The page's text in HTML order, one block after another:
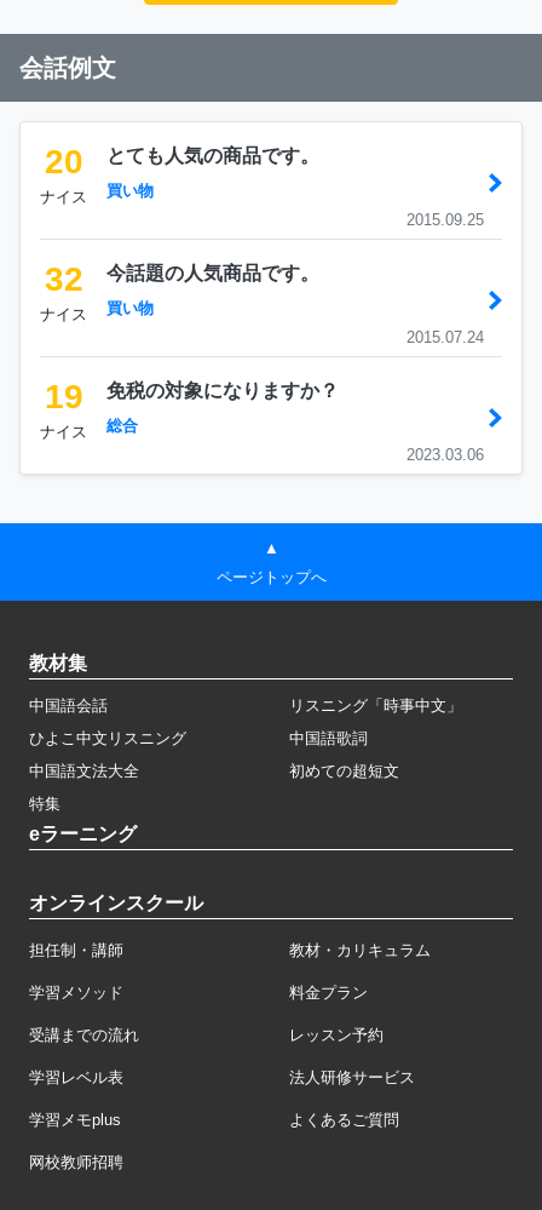
会話例文
20
ナイス
とても人気の商品です。
買い物
2015.09.25
32
ナイス
今話題の人気商品です。
買い物
2015.07.24
19
ナイス
免税の対象になりますか？
総合
2023.03.06
▲
ページトップへ
教材集
中国語会話
リスニング「時事中文」
ひよこ中文リスニング
中国語歌詞
中国語文法大全
初めての超短文
特集
eラーニング
オンラインスクール
担任制・講師 教材・カリキュラム
学習メソッド 料金プラン
受講までの流れ レッスン予約
学習レベル表 法人研修サービス
学習メモplus よくあるご質問
网校教师招聘